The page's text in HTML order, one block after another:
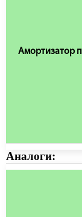
Амортизатор
Аналоги: